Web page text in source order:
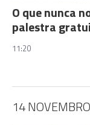
O que nunca
palestra
11:20
14